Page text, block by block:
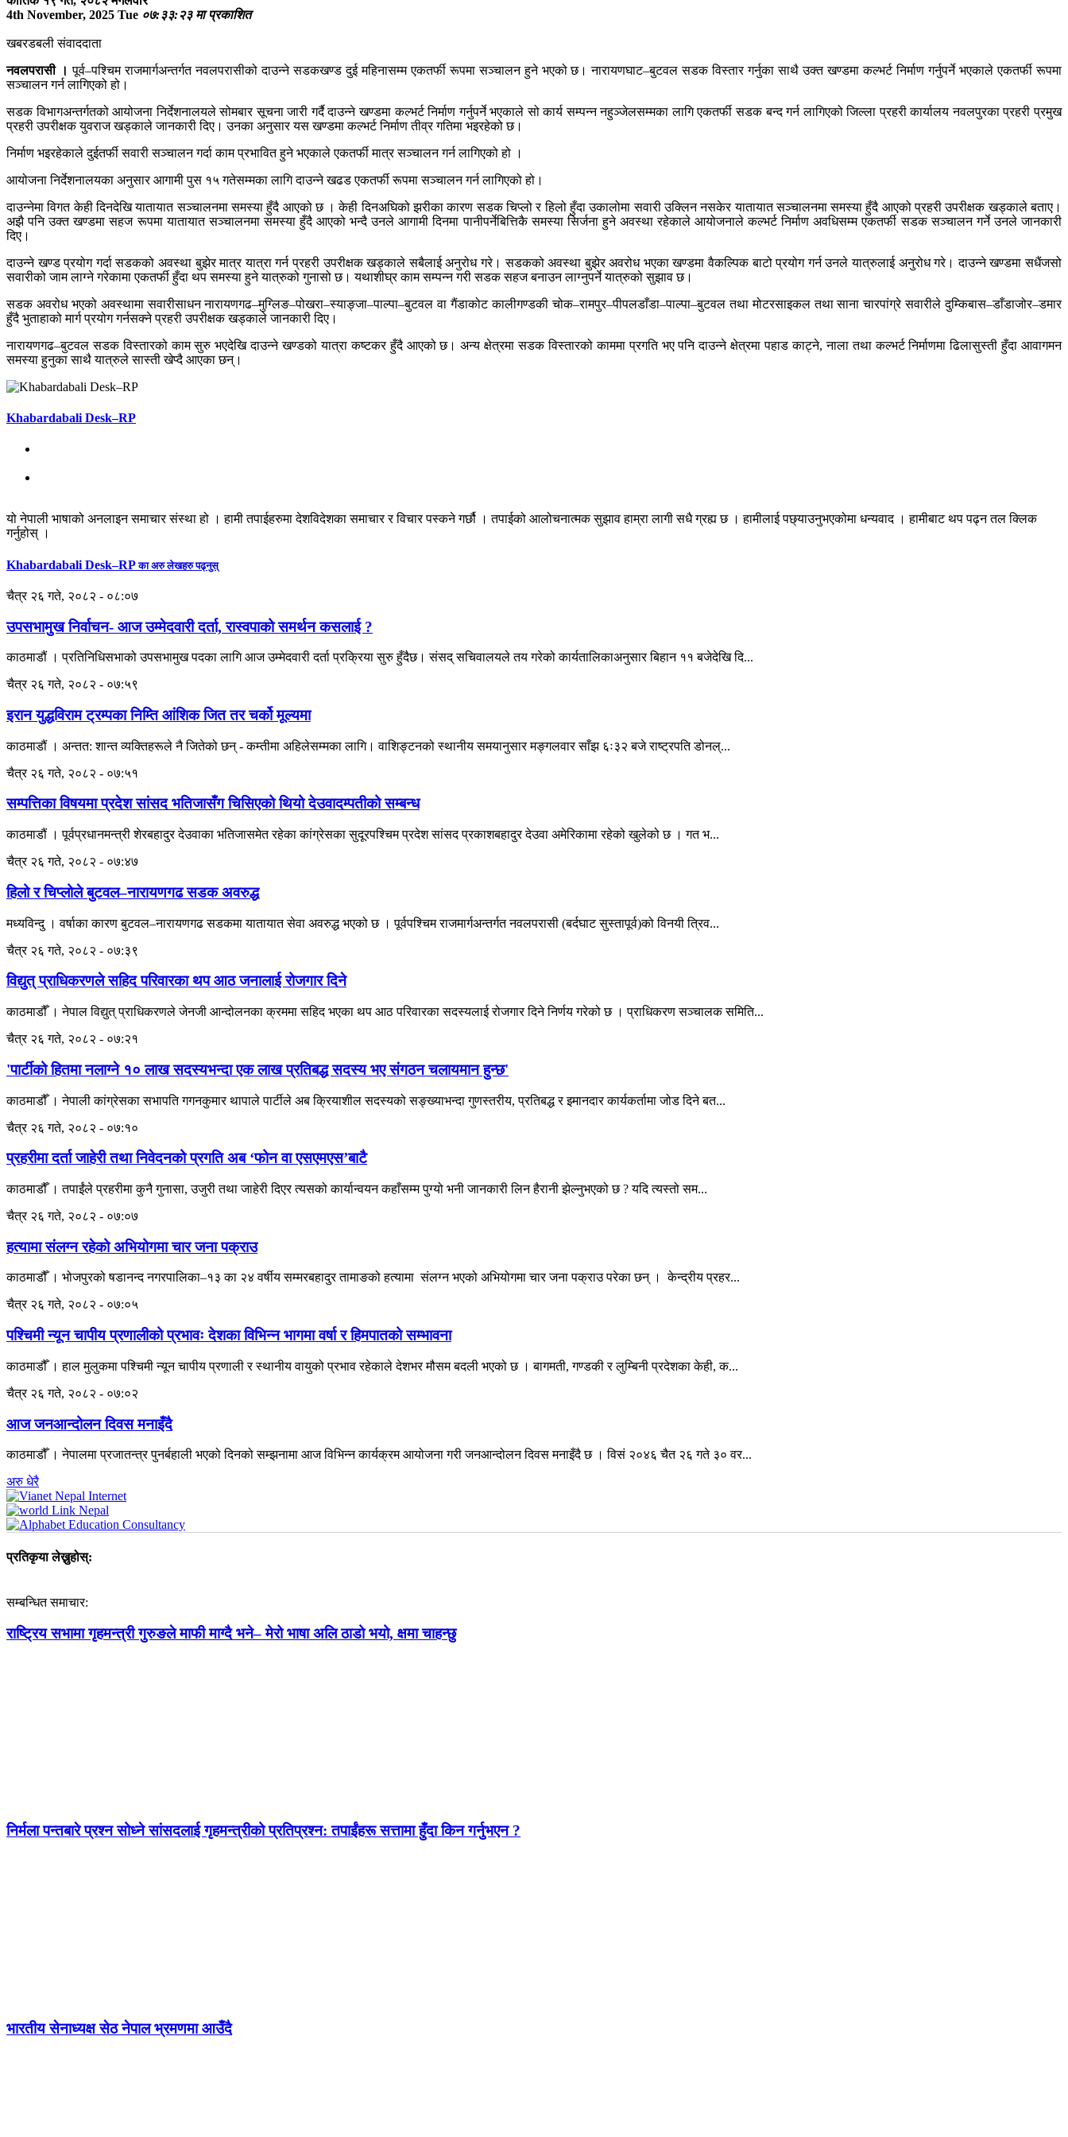
4th November, 2025 Tue ०७:३३:२३ मा प्रकाशित
खबरडबली संवाददाता
नवलपरासी । पूर्व–पश्चिम राजमार्गअन्तर्गत नवलपरासीको दाउन्ने सडकखण्ड दुई महिनासम्म एकतर्फी रूपमा सञ्चालन हुने भएको छ। नारायणघाट–बुटवल सडक विस्तार गर्नुका साथै उक्त खण्डमा कल्भर्ट निर्माण गर्नुपर्ने भएकाले एकतर्फी रूपमा
सञ्चालन गर्न लागिएको हो।
सडक विभागअन्तर्गतको आयोजना निर्देशनालयले सोमबार सूचना जारी गर्दै दाउन्ने खण्डमा कल्भर्ट निर्माण गर्नुपर्ने भएकाले सो कार्य सम्पन्न नहुञ्जेलसम्मका लागि एकतर्फी सडक बन्द गर्न लागिएको जिल्ला प्रहरी कार्यालय नवलपुरका प्रहरी प्रमुख
प्रहरी उपरीक्षक युवराज खड्काले जानकारी दिए। उनका अनुसार यस खण्डमा कल्भर्ट निर्माण तीव्र गतिमा भइरहेको छ।
निर्माण भइरहेकाले दुईतर्फी सवारी सञ्चालन गर्दा काम प्रभावित हुने भएकाले एकतर्फी मात्र सञ्चालन गर्न लागिएको हो ।
आयोजना निर्देशनालयका अनुसार आगामी पुस १५ गतेसम्मका लागि दाउन्ने खढड एकतर्फी रूपमा सञ्चालन गर्न लागिएको हो।
दाउन्नेमा विगत केही दिनदेखि यातायात सञ्चालनमा समस्या हुँदै आएको छ । केही दिनअघिको झरीका कारण सडक चिप्लो र हिलो हुँदा उकालोमा सवारी उक्लिन नसकेर यातायात सञ्चालनमा समस्या हुँदै आएको प्रहरी उपरीक्षक खड्काले बताए।
अझै पनि उक्त खण्डमा सहज रूपमा यातायात सञ्चालनमा समस्या हुँदै आएको भन्दै उनले आगामी दिनमा पानीपर्नेबित्तिकै समस्या सिर्जना हुने अवस्था रहेकाले आयोजनाले कल्भर्ट निर्माण अवधिसम्म एकतर्फी सडक सञ्चालन गर्ने उनले जानकारी
दिए।
दाउन्ने खण्ड प्रयोग गर्दा सडकको अवस्था बुझेर मात्र यात्रा गर्न प्रहरी उपरीक्षक खड्काले सबैलाई अनुरोध गरे। सडकको अवस्था बुझेर अवरोध भएका खण्डमा वैकल्पिक बाटो प्रयोग गर्न उनले यात्रुलाई अनुरोध गरे। दाउन्ने खण्डमा सधैंजसो
सवारीको जाम लाग्ने गरेकामा एकतर्फी हुँदा थप समस्या हुने यात्रुको गुनासो छ। यथाशीघ्र काम सम्पन्न गरी सडक सहज बनाउन लाग्नुपर्ने यात्रुको सुझाव छ।
सडक अवरोध भएको अवस्थामा सवारीसाधन नारायणगढ–मुग्लिङ–पोखरा–स्याङ्जा–पाल्पा–बुटवल वा गैंडाकोट कालीगण्डकी चोक–रामपुर–पीपलडाँडा–पाल्पा–बुटवल तथा मोटरसाइकल तथा साना चारपांग्रे सवारीले दुम्किबास–डाँडाजोर–डमार
हुँदै भुताहाको मार्ग प्रयोग गर्नसक्ने प्रहरी उपरीक्षक खड्काले जानकारी दिए।
नारायणगढ–बुटवल सडक विस्तारको काम सुरु भएदेखि दाउन्ने खण्डको यात्रा कष्टकर हुँदै आएको छ। अन्य क्षेत्रमा सडक विस्तारको काममा प्रगति भए पनि दाउन्ने क्षेत्रमा पहाड काट्ने, नाला तथा कल्भर्ट निर्माणमा ढिलासुस्ती हुँदा आवागमन
समस्या हुनुका साथै यात्रुले सास्ती खेप्दै आएका छन्।
Khabardabali Desk–RP
यो नेपाली भाषाको अनलाइन समाचार संस्था हो । हामी तपाईहरुमा देशविदेशका समाचार र विचार पस्कने गर्छौ । तपाईको आलोचनात्मक सुझाव हाम्रा लागी सधै ग्रह्य छ । हामीलाई पछ्याउनुभएकोमा धन्यवाद । हामीबाट थप पढ्न तल क्लिक
गर्नुहोस् ।
Khabardabali Desk–RPका अरु लेखहरु पढ्नुस्
चैत्र २६ गते, २०८२ - ०८:०७
उपसभामुख निर्वाचन- आज उम्मेदवारी दर्ता, रास्वपाको समर्थन कसलाई ?
काठमाडौं । प्रतिनिधिसभाको उपसभामुख पदका लागि आज उम्मेदवारी दर्ता प्रक्रिया सुरु हुँदैछ। संसद् सचिवालयले तय गरेको कार्यतालिकाअनुसार बिहान ११ बजेदेखि दि...
चैत्र २६ गते, २०८२ - ०७:५९
इरान युद्धविराम ट्रम्पका निम्ति आंशिक जित तर चर्को मूल्यमा
काठमाडौं । अन्तत: शान्त व्यक्तिहरूले नै जितेको छन् - कम्तीमा अहिलेसम्मका लागि। वाशिङ्टनको स्थानीय समयानुसार मङ्गलवार साँझ ६ः३२ बजे राष्ट्रपति डोनल्...
चैत्र २६ गते, २०८२ - ०७:५१
सम्पत्तिका विषयमा प्रदेश सांसद भतिजासँग चिसिएको थियो देउवादम्पतीको सम्बन्ध
काठमाडौं । पूर्वप्रधानमन्त्री शेरबहादुर देउवाका भतिजासमेत रहेका कांग्रेसका सुदूरपश्चिम प्रदेश सांसद प्रकाशबहादुर देउवा अमेरिकामा रहेको खुलेको छ । गत भ...
चैत्र २६ गते, २०८२ - ०७:४७
हिलो र चिप्लोले बुटवल–नारायणगढ सडक अवरुद्ध
मध्यविन्दु । वर्षाका कारण बुटवल–नारायणगढ सडकमा यातायात सेवा अवरुद्ध भएको छ । पूर्वपश्चिम राजमार्गअन्तर्गत नवलपरासी (बर्दघाट सुस्तापूर्व)को विनयी त्रिव...
चैत्र २६ गते, २०८२ - ०७:३९
विद्युत् प्राधिकरणले सहिद परिवारका थप आठ जनालाई रोजगार दिने
काठमाडौँ । नेपाल विद्युत् प्राधिकरणले जेनजी आन्दोलनका क्रममा सहिद भएका थप आठ परिवारका सदस्यलाई रोजगार दिने निर्णय गरेको छ । प्राधिकरण सञ्चालक समिति...
चैत्र २६ गते, २०८२ - ०७:२१
'पार्टीको हितमा नलाग्ने १० लाख सदस्यभन्दा एक लाख प्रतिबद्ध सदस्य भए संगठन चलायमान हुन्छ'
काठमाडौँ । नेपाली कांग्रेसका सभापति गगनकुमार थापाले पार्टीले अब क्रियाशील सदस्यको सङ्ख्याभन्दा गुणस्तरीय, प्रतिबद्ध र इमानदार कार्यकर्तामा जोड दिने बत...
चैत्र २६ गते, २०८२ - ०७:१०
प्रहरीमा दर्ता जाहेरी तथा निवेदनको प्रगति अब ‘फोन वा एसएमएस’बाटै
काठमाडौँ । तपाईंले प्रहरीमा कुनै गुनासा, उजुरी तथा जाहेरी दिएर त्यसको कार्यान्वयन कहाँसम्म पुग्यो भनी जानकारी लिन हैरानी झेल्नुभएको छ ? यदि त्यस्तो सम...
चैत्र २६ गते, २०८२ - ०७:०७
हत्यामा संलग्न रहेको अभियोगमा चार जना पक्राउ
काठमाडौँ । भोजपुरको षडानन्द नगरपालिका–१३ का २४ वर्षीय सम्मरबहादुर तामाङको हत्यामा संलग्न भएको अभियोगमा चार जना पक्राउ परेका छन् । केन्द्रीय प्रहर...
चैत्र २६ गते, २०८२ - ०७:०५
पश्चिमी न्यून चापीय प्रणालीको प्रभावः देशका विभिन्न भागमा वर्षा र हिमपातको सम्भावना
काठमाडौँ । हाल मुलुकमा पश्चिमी न्यून चापीय प्रणाली र स्थानीय वायुको प्रभाव रहेकाले देशभर मौसम बदली भएको छ । बागमती, गण्डकी र लुम्बिनी प्रदेशका केही, क...
चैत्र २६ गते, २०८२ - ०७:०२
आज जनआन्दोलन दिवस मनाइँदै
काठमाडौँ । नेपालमा प्रजातन्त्र पुनर्बहाली भएको दिनको सम्झनामा आज विभिन्न कार्यक्रम आयोजना गरी जनआन्दोलन दिवस मनाइँदै छ । विसं २०४६ चैत २६ गते ३० वर...
अरु धेरै
प्रतिकृया लेख्नुहोस्:
सम्बन्धित समाचार:
राष्ट्रिय सभामा गृहमन्त्री गुरुङले माफी माग्दै भने– मेरो भाषा अलि ठाडो भयो, क्षमा चाहन्छु
निर्मला पन्तबारे प्रश्न सोध्ने सांसदलाई गृहमन्त्रीको प्रतिप्रश्न: तपाईंहरू सत्तामा हुँदा किन गर्नुभएन ?
भारतीय सेनाध्यक्ष सेठ नेपाल भ्रमणमा आउँदै